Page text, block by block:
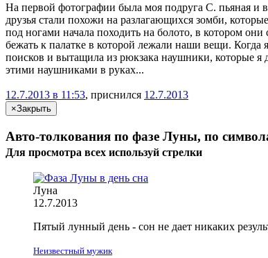
На первой фотографии была моя подруга С. пьяная и в
друзья стали похожи на разлагающихся зомби,
под ногами начала походить на болото, в котором
бежать к палатке в которой лежали наши вещи. Когда
поисков и вытащила из рюкзака наушники, которые я
этими наушниками в руках...
12.7.2013 в 11:53, приснился 12.7.2013
×Закрыть
Авто-толкования по фазе Луны, по
Для просмотра всех используй стрелки
Луна
12.7.2013
Пятый лунный день - сон не дает никаких
Неизвестный мужик